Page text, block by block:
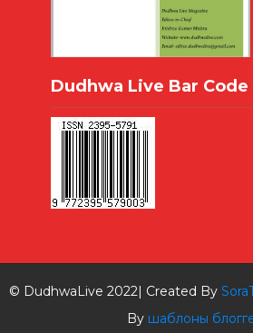
Dudhwa Live Bar Code
© DudhwaLive 2022| Created By
By шаблоны